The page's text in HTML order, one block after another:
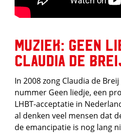
Muziek: Geen
Claudia de
In 2008 zong Claudia de
nummer Geen liedje, een
LHBT-acceptatie in
al denken veel mensen dat
de emancipatie is nog lang